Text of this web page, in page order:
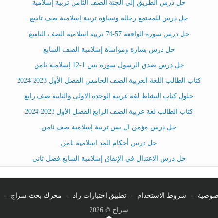
حل درس الطريق إلى الجنة الصف الثامن تربية إسلامية
حل درس للمجتمع رجاله ونساؤه تربية إسلامية صف تاسع
حل درس سورة الواقعة 57-74 تربية اسلامية الصف التاسع
حل درس بشارة ومواساة إسلامية الصف السابع
حل درس صدق الرسول سورة يس 1-12 إسلامية ثامن
كتاب الطالب اللغة العربية الصف الخامس الفصل الأول 2023-2024
حلول كتاب النشاط لغة عربية الوحدة الاولى والثانية صف رابع
كتاب الطالب لغة عربية الصف الرابع الفصل الأول 2023-2024
حل درس مؤمن ال يس تربية إسلامية صف ثامن
حل درس أحكام المد اسلامية ثامن
حل درس الاعتدال في الإنفاق إسلامية السابع فصل ثاني
- شروط الاستخدام - تطبيق اختبارات زاد - محرك بحث سراج -
سراج © 2026